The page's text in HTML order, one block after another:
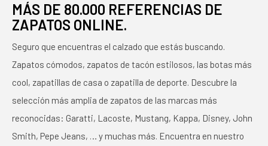
MÁS DE 80.000 REFERENCIAS DE
ZAPATOS ONLINE.
Seguro que encuentras el calzado que estás buscando.
Zapatos cómodos, zapatos de tacón estilosos, las botas más
cool, zapatillas de casa o zapatilla de deporte. Descubre la
selección más amplia de zapatos de las marcas más
reconocidas: Garatti, Lacoste, Mustang, Kappa, Disney, John
Smith, Pepe Jeans, … y muchas más. Encuentra en nuestro